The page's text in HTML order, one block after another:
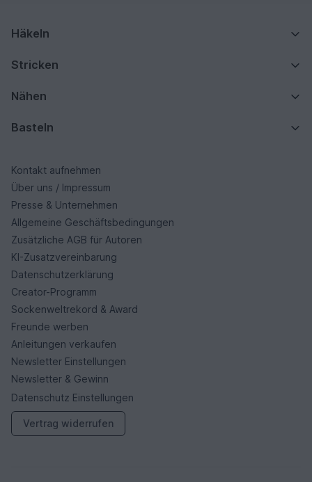
Häkeln
Stricken
Nähen
Basteln
Kontakt aufnehmen
Über uns / Impressum
Presse & Unternehmen
Allgemeine Geschäftsbedingungen
Zusätzliche AGB für Autoren
KI-Zusatzvereinbarung
Datenschutzerklärung
Creator-Programm
Sockenweltrekord & Award
Freunde werben
Anleitungen verkaufen
Newsletter Einstellungen
Newsletter & Gewinn
Datenschutz Einstellungen
Vertrag widerrufen